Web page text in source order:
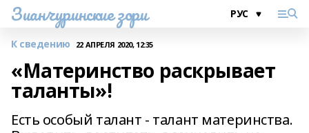
Зианчуринские зори
К сведению 22 АПРЕЛЯ 2020, 12:35
«Материнство раскрывает
таланты»!
Есть особый талант - талант материнства.